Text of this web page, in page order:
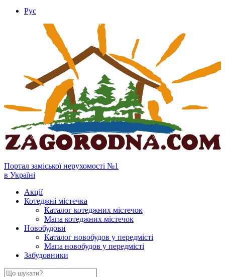
Рус
Портал заміської нерухомості №1
в Україні
Акції
Котеджні містечка
Каталог котеджних містечок
Мапа котеджних містечок
Новобудови
Каталог новобудов у передмісті
Мапа новобудов у передмісті
Забудовники